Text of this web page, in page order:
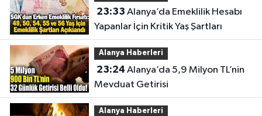
23:33
Yapanlar İçin Kritik Yaş Şartları
Alanya Haberleri
23:24
Mevduat Getirisi
Alanya Haberleri